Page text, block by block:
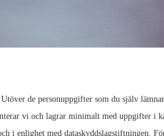
de personuppgifter som du själv
vi och lagrar minimalt med uppgifter i
i enlighet med dataskyddslagstiftningen.